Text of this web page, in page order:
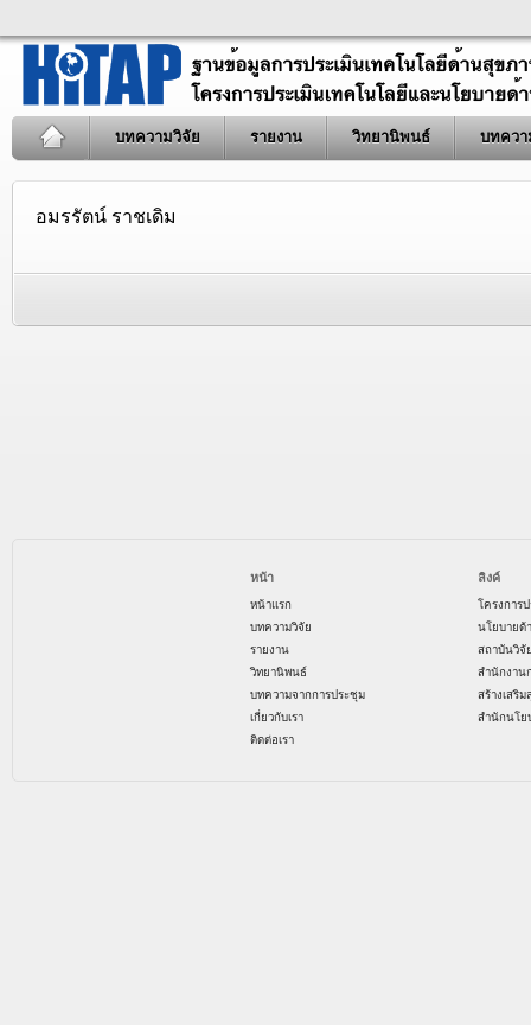
บทความวิจัย รายงาน วิทยานิพนธ์ บทควา
อมรรัตน์ ราชเดิม
หน้า
หน้าแรก
บทความวิจัย
รายงาน
วิทยานิพนธ์
บทความจากการประชุม
เกี่ยวกับเรา
ติดต่อเรา
ลิงค์
โครงการ
นโยบายด้
สถาบันวิจั
สำนักงาน
สร้างเสริ
สำนักนโย